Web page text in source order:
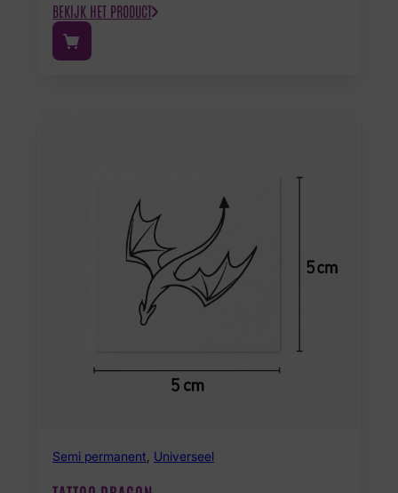
BEKIJK HET PRODUCT
Semi permanent Universeel